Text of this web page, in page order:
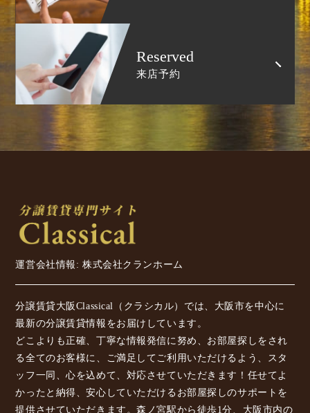
Reserved
来店予約
運営会社情報: 株式会社クランホーム
分譲賃貸大阪Classical（クラシカル）では、大阪市を中心に
最新の分譲賃貸情報をお届けしています。
どこよりも正確、丁寧な情報発信に努め、お部屋探しをされ
る全てのお客様に、ご満足してご利用いただけるよう、スタ
ッフ一同、心を込めて、対応させていただきます！任せてよ
かったと納得、安心していただけるお部屋探しのサポートを
提供させていただきます。森ノ宮駅から徒歩1分、大阪市内の